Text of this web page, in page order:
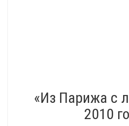
«Из Парижа с
2010